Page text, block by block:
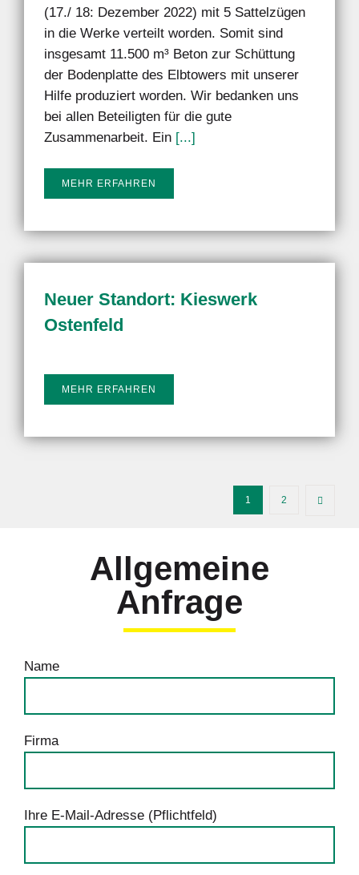
(17./ 18: Dezember 2022) mit 5 Sattelzügen
in die Werke verteilt worden. Somit sind
insgesamt 11.500 m³ Beton zur Schüttung
der Bodenplatte des Elbtowers mit unserer
Hilfe produziert worden. Wir bedanken uns
bei allen Beteiligten für die gute
Zusammenarbeit. Ein [...]
MEHR ERFAHREN
Neuer Standort: Kieswerk
Ostenfeld
MEHR ERFAHREN
1 2
Allgemeine
Anfrage
Name
Firma
Ihre E-Mail-Adresse (Pflichtfeld)